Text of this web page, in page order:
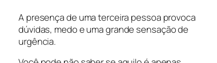
A presença de uma terceira pessoa provoca
dúvidas, medo e uma grande sensação de
urgência.